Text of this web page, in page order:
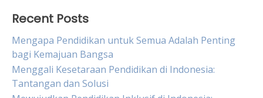
Recent Posts
Mengapa Pendidikan untuk Semua Adalah Penting
bagi Kemajuan Bangsa
Menggali Kesetaraan Pendidikan di Indonesia:
Tantangan dan Solusi